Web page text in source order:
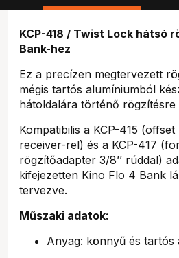
KCP-418 / Twist Lock hátsó
Bank-hez
Ez a precízen megtervezett
mégis tartós alumíniumból
hátoldalára történő rögzítésre
Kompatibilis a KCP-415
receiver-rel) és a KCP-417
rögzítőadapter 3/8’’ rúddal)
kifejezetten Kino Flo 4 Bank
tervezve.
Műszaki adatok:
Anyag: könnyű és tartós